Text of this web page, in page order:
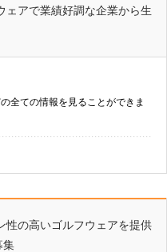
ェアで業績好調な企業から生
全ての情報を見ることができま
性の高いゴルフウェアを提供
集